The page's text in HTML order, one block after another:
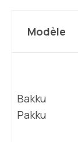
Modèle
Bakku
Pakku